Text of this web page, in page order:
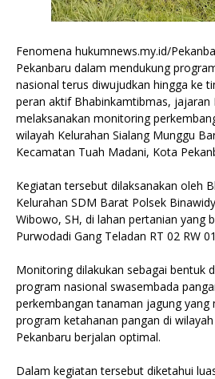
Fenomena hukumnews.my.id/
Pekanbaru dalam mendukung
nasional terus diwujudkan hingga ke
peran aktif Bhabinkamtibmas, jajaran
melaksanakan monitoring
wilayah Kelurahan Sialang Munggu
Kecamatan Tuah Madani, Kota
Kegiatan tersebut dilaksanakan oleh
Kelurahan SDM Barat Polsek
Wibowo, SH, di lahan pertanian yang
Purwodadi Gang Teladan RT 02 RW
Monitoring dilakukan sebagai bentuk
program nasional swasembada
perkembangan tanaman jagung yang
program ketahanan pangan di
Pekanbaru berjalan optimal.
Dalam kegiatan tersebut diketahui